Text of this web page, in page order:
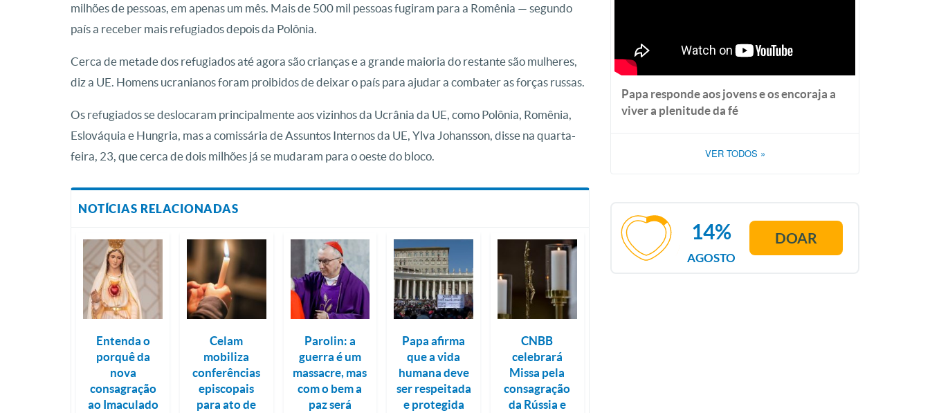
milhões de pessoas, em apenas um mês. Mais de 500 mil pessoas fugiram para a Romênia — segundo
país a receber mais refugiados depois da Polônia.
Cerca de metade dos refugiados até agora são crianças e a grande maioria do restante são mulheres,
diz a UE. Homens ucranianos foram proibidos de deixar o país para ajudar a combater as forças russas.
Os refugiados se deslocaram principalmente aos vizinhos da Ucrânia da UE, como Polônia, Romênia,
Eslováquia e Hungria, mas a comissária de Assuntos Internos da UE, Ylva Johansson, disse na quarta-
feira, 23, que cerca de dois milhões já se mudaram para o oeste do bloco.
NOTÍCIAS RELACIONADAS
Entenda o
porquê da
nova
consagração
ao Imaculado
Celam
mobiliza
conferências
episcopais
para ato de
Parolin: a
guerra é um
massacre, mas
com o bem a
paz será
Papa afirma
que a vida
humana deve
ser respeitada
e protegida
CNBB
celebrará
Missa pela
consagração
da Rússia e
Papa responde aos jovens e os encoraja a
viver a plenitude da fé
VER TODOS »
AGOSTO
14% DOAR